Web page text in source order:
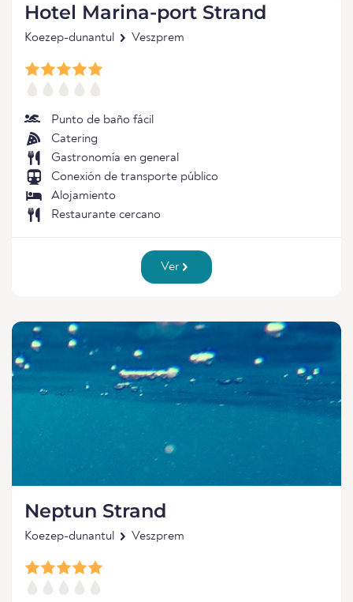
Hotel Marina-port Strand
Koezep-dunantul Veszprem
Punto de baño fácil
Catering
Gastronomía en general
Conexión de transporte público
Alojamiento
Restaurante cercano
Ver
Neptun Strand
Koezep-dunantul Veszprem